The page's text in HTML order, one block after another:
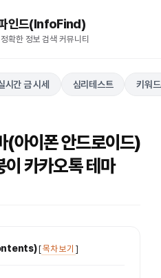
인드(InfoFind)​​​​
확한 정보 검색 커뮤니티
시간 금 시세 심리테스트 키워
(아이폰 안드로이드)
카카오톡 테마
[목차 보기 ]